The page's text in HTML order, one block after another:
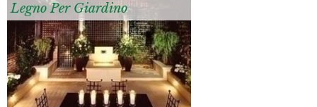
Legno Per Giardino